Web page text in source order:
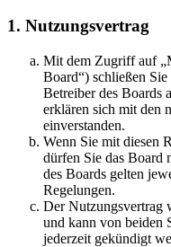
1. Nutzungsvertrag
Mit dem Zugriff auf
Board“) schließen
Betreiber des Boards
erklären sich mit den
einverstanden.
Wenn Sie mit diesen
dürfen Sie das Board
des Boards gelten
Regelungen.
Der Nutzungsvertrag
und kann von beiden
jederzeit gekündigt